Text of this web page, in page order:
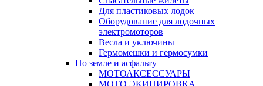
Для пластиковых лодок
Оборудование для лодочных
электромоторов
Весла и уключины
Гермомешки и гермосумки
По земле и асфальту
МОТОАКСЕССУАРЫ
МОТО ЭКИПИРОВКА